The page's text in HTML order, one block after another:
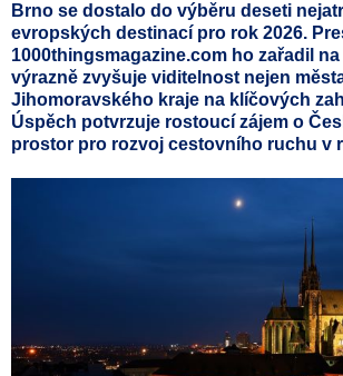
Brno se dostalo do výběru deseti
evropských destinací pro rok 2026.
1000thingsmagazine.com ho zařadil
výrazně zvyšuje viditelnost nejen
Jihomoravského kraje na klíčových
Úspěch potvrzuje rostoucí zájem o
prostor pro rozvoj cestovního ruchu v